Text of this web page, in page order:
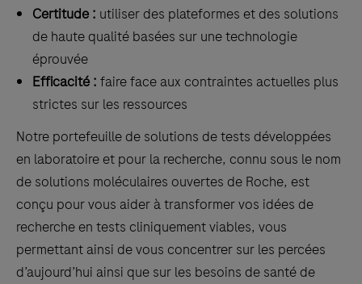
Certitude : utiliser des plateformes et des solutions
de haute qualité basées sur une technologie
éprouvée
Efficacité : faire face aux contraintes actuelles plus
strictes sur les ressources
Notre portefeuille de solutions de tests développées
en laboratoire et pour la recherche, connu sous le nom
de solutions moléculaires ouvertes de Roche, est
conçu pour vous aider à transformer vos idées de
recherche en tests cliniquement viables, vous
permettant ainsi de vous concentrer sur les percées
d’aujourd’hui ainsi que sur les besoins de santé de